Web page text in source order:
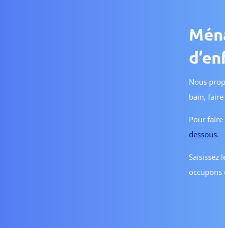
Nous
bain,
Pour
dessous.
Saisissez
occupons